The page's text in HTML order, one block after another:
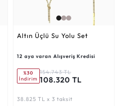
Altın Üçlü Su Yolu Set
12 aya varan Alışveriş Kredisi
%30
İndirim
154.743 TL
108.320 TL
38.825 TL x 3 taksit